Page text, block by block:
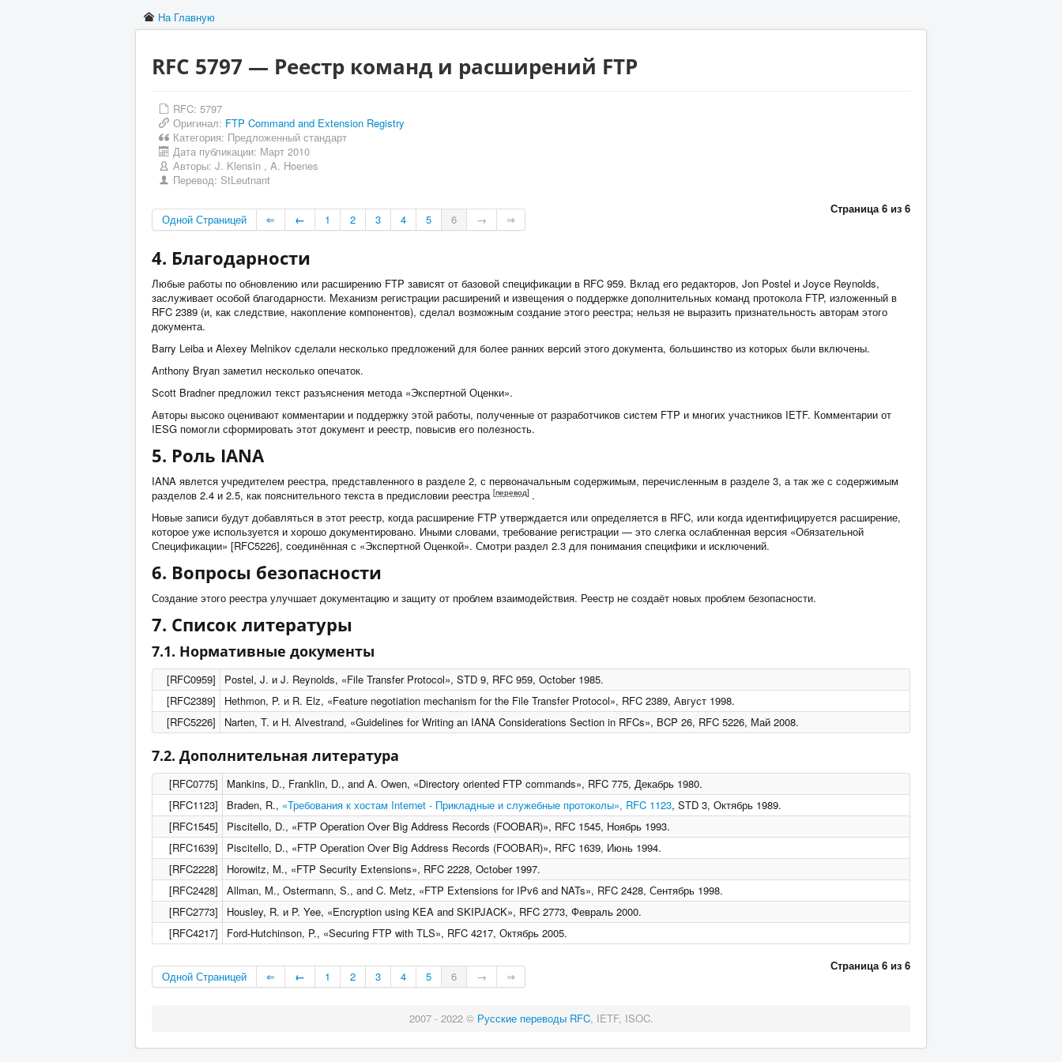
На Главную
RFC 5797 — Реестр команд и расширений FTP
RFC: 5797
Оригинал: FTP Command and Extension Registry
Категория: Предложенный стандарт
Дата публикации: Март 2010
Авторы: J. Klensin , A. Hoenes
Перевод: StLeutnant
Страница 6 из 6
Одной Страницей ⇐ ← 1 2 3 4 5 6 → ⇒
4. Благодарности
Любые работы по обновлению или расширению FTP зависят от базовой спецификации в RFC 959. Вклад его редакторов, Jon Postel и Joyce Reynolds,
заслуживает особой благодарности. Механизм регистрации расширений и извещения о поддержке дополнительных команд протокола FTP, изложенный в
RFC 2389 (и, как следствие, накопление компонентов), сделал возможным создание этого реестра; нельзя не выразить признательность авторам этого
документа.
Barry Leiba и Alexey Melnikov сделали несколько предложений для более ранних версий этого документа, большинство из которых были включены.
Anthony Bryan заметил несколько опечаток.
Scott Bradner предложил текст разъяснения метода «Экспертной Оценки».
Авторы высоко оценивают комментарии и поддержку этой работы, полученные от разработчиков систем FTP и многих участников IETF. Комментарии от
IESG помогли сформировать этот документ и реестр, повысив его полезность.
5. Роль IANA
IANA явлется учредителем реестра, представленного в разделе 2, с первоначальным содержимым, перечисленным в разделе 3, а так же с содержимым
разделов 2.4 и 2.5, как пояснительного текста в предисловии реестра [перевод] .
Новые записи будут добавляться в этот реестр, когда расширение FTP утверждается или определяется в RFC, или когда идентифицируется расширение,
которое уже используется и хорошо документировано. Иными словами, требование регистрации — это слегка ослабленная версия «Обязательной
Спецификации» [RFC5226], соединённая с «Экспертной Оценкой». Смотри раздел 2.3 для понимания специфики и исключений.
6. Вопросы безопасности
Создание этого реестра улучшает документацию и защиту от проблем взаимодействия. Реестр не создаёт новых проблем безопасности.
7. Список литературы
7.1. Нормативные документы
[RFC0959]
Postel, J. и J. Reynolds, «File Transfer Protocol», STD 9, RFC 959, October 1985.
[RFC2389]
Hethmon, P. и R. Elz, «Feature negotiation mechanism for the File Transfer Protocol», RFC 2389, Август 1998.
[RFC5226]
Narten, T. и H. Alvestrand, «Guidelines for Writing an IANA Considerations Section in RFCs», BCP 26, RFC 5226, Май 2008.
7.2. Дополнительная литература
[RFC0775]
Mankins, D., Franklin, D., and A. Owen, «Directory oriented FTP commands», RFC 775, Декабрь 1980.
[RFC1123]
Braden, R., «Требования к хостам Internet - Прикладные и служебные протоколы», RFC 1123, STD 3, Октябрь 1989.
[RFC1545]
Piscitello, D., «FTP Operation Over Big Address Records (FOOBAR)», RFC 1545, Ноябрь 1993.
[RFC1639]
Piscitello, D., «FTP Operation Over Big Address Records (FOOBAR)», RFC 1639, Июнь 1994.
[RFC2228]
Horowitz, M., «FTP Security Extensions», RFC 2228, October 1997.
[RFC2428]
Allman, M., Ostermann, S., and C. Metz, «FTP Extensions for IPv6 and NATs», RFC 2428, Сентябрь 1998.
[RFC2773]
Housley, R. и P. Yee, «Encryption using KEA and SKIPJACK», RFC 2773, Февраль 2000.
[RFC4217]
Ford-Hutchinson, P., «Securing FTP with TLS», RFC 4217, Октябрь 2005.
Страница 6 из 6
Одной Страницей ⇐ ← 1 2 3 4 5 6 → ⇒
2007 - 2022 © Русские переводы RFC, IETF, ISOC.